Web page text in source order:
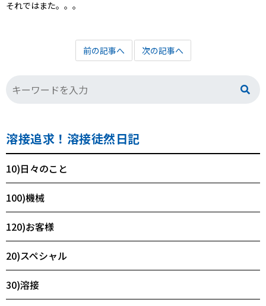
それではまた。。。
前の記事へ 次の記事へ
溶接追求！溶接徒然日記
10)日々のこと
100)機械
120)お客様
20)スペシャル
30)溶接